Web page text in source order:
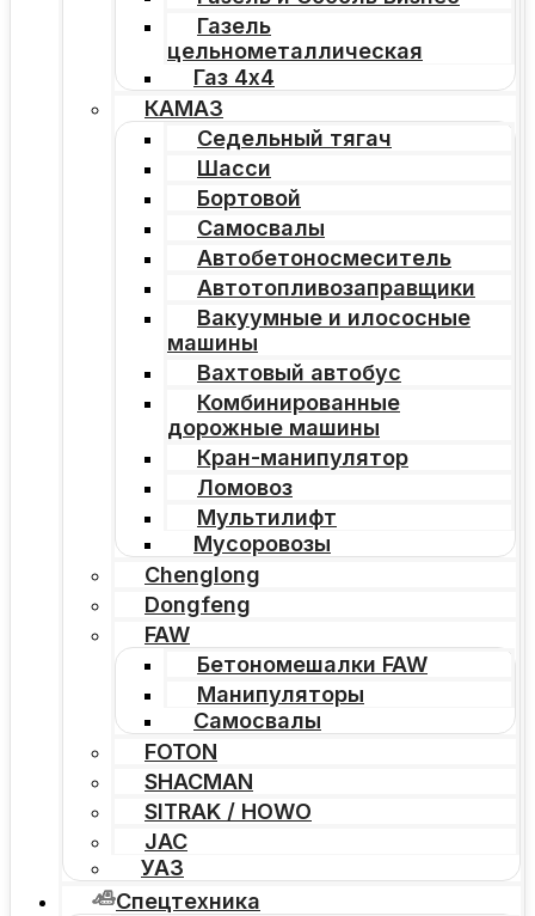
Газель
цельнометаллическая
Газ 4х4
КАМАЗ
Седельный тягач
Шасси
Бортовой
Самосвалы
Автобетоносмеситель
Автотопливозаправщики
Вакуумные и илососные
машины
Вахтовый автобус
Комбинированные
дорожные машины
Кран-манипулятор
Ломовоз
Мультилифт
Мусоровозы
Chenglong
Dongfeng
FAW
Бетономешалки FAW
Манипуляторы
Самосвалы
FOTON
SHACMAN
SITRAK / HOWO
JAC
УАЗ
Спецтехника